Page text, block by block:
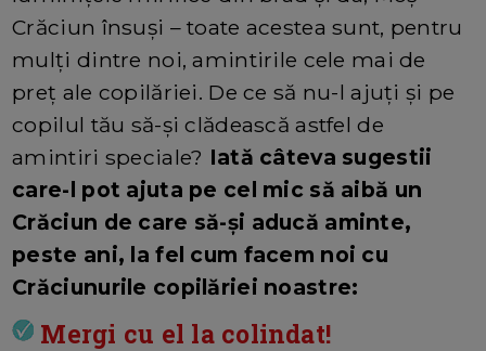
Crăciun însuși – toate acestea sunt, pentru
mulți dintre noi, amintirile cele mai de
preț ale copilăriei. De ce să nu-l ajuți și pe
copilul tău să-și clădească astfel de
amintiri speciale? Iată câteva sugestii
care-l pot ajuta pe cel mic să aibă un
Crăciun de care să-și aducă aminte,
peste ani, la fel cum facem noi cu
Crăciunurile copilăriei noastre:
Mergi cu el la colindat!